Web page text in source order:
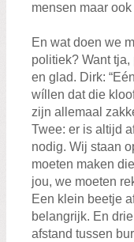
mensen maar
En wat doen we
politiek? Want
en glad. Dirk:
wíllen dat die
zijn allemaal
Twee: er is altijd
nodig. Wij staan
moeten maken
jou, we moeten
Een klein beetje
belangrijk. En
afstand tussen